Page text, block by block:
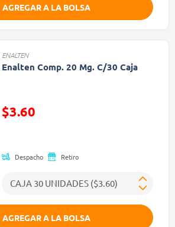
AGREGAR A LA BOLSA
ENALTEN
Enalten Comp. 20 Mg. C/30 Caja
$3.60
Despacho Retiro
AGREGAR A LA BOLSA